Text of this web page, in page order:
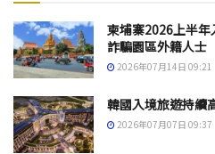
柬埔寨2026上半年
詐騙園區外籍人士
2026年07月14日 09:21
韓國入境旅遊持續
2026年07月07日 09:37